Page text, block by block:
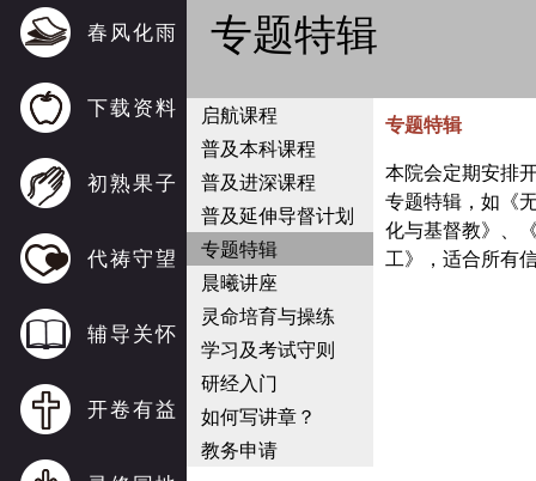
春风化雨
下载资料
初熟果子
代祷守望
辅导关怀
开卷有益
专题特辑
启航课程
普及本科课程
普及进深课程
普及延伸导督计划
专题特辑
晨曦讲座
灵命培育与操练
学习及考试守则
研经入门
如何写讲章？
教务申请
专题特辑
本院会定期安排
专题特辑，如《
化与基督教》、
工》，适合所有